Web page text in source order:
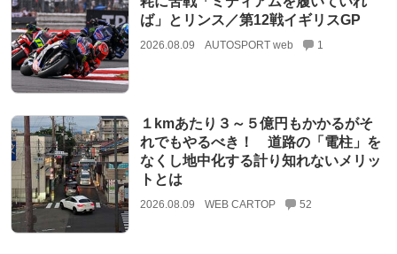
ば」とリンス／第12戦イギリスGP
2026.08.09 AUTOSPORT web 1
１kmあたり３～５億円もかかるがそ
れでもやるべき！ 道路の「電柱」を
なくし地中化する計り知れないメリッ
トとは
2026.08.09 WEB CARTOP 52